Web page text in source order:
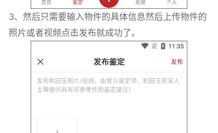
3、然后只需要输入物件的具体信息然后上传物件的
照片或者视频点击发布就成功了。